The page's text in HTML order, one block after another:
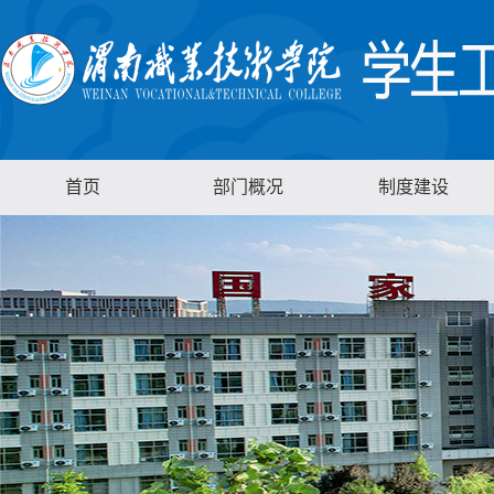
首页 部门概况 制度建设